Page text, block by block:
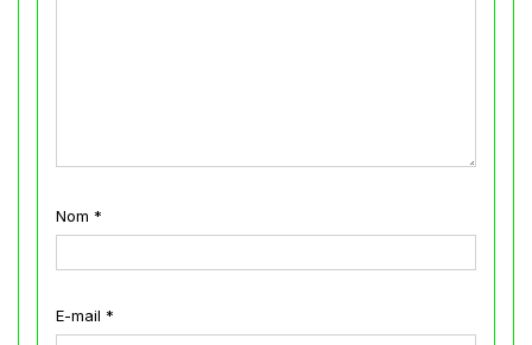
Nom *
E-mail *